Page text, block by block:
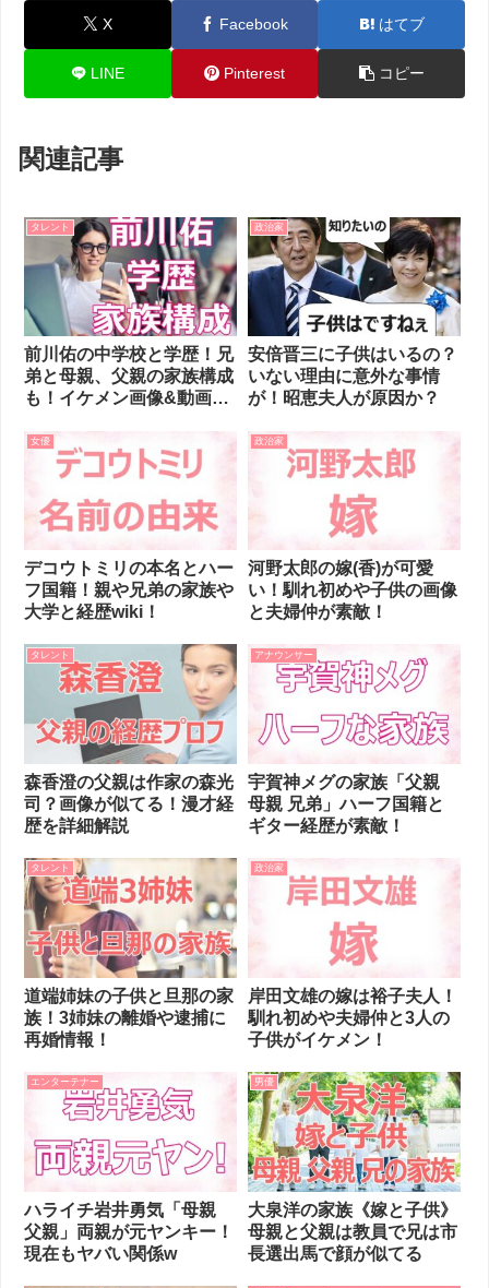
X Facebook はてブ
LINE Pinterest コピー
関連記事
タレント
前川佑の中学校と学歴！兄
弟と母親、父親の家族構成
も！イケメン画像&動画が
政治家
安倍晋三に子供はいるの？
いない理由に意外な事情
が！昭恵夫人が原因か？
女優
デコウトミリの本名とハー
フ国籍！親や兄弟の家族や
大学と経歴wiki！
政治家
河野太郎の嫁(香)が可愛
い！馴れ初めや子供の画像
と夫婦仲が素敵！
タレント
森香澄の父親は作家の森光
司？画像が似てる！漫才経
歴を詳細解説
アナウンサー
宇賀神メグの家族「父親
母親 兄弟」ハーフ国籍と
ギター経歴が素敵！
タレント
道端姉妹の子供と旦那の家
族！3姉妹の離婚や逮捕に
再婚情報！
政治家
岸田文雄の嫁は裕子夫人！
馴れ初めや夫婦仲と3人の
子供がイケメン！
エンターテナー
ハライチ岩井勇気「母親
父親」両親が元ヤンキー！
現在もヤバい関係w
男優
大泉洋の家族《嫁と子供》
母親と父親は教員で兄は市
長選出馬で顔が似てる